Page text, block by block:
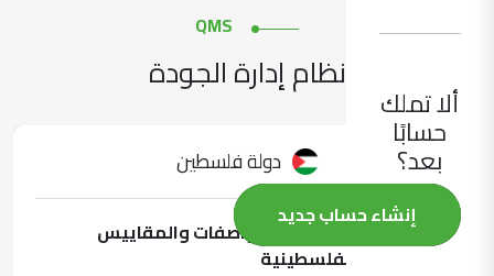
ألا تملك
حسابًا
بعد؟
إنشاء حساب جديد
QMS
نظام إدارة الجودة
دولة فلسطين
المعهد:
مؤسسة المواصفات والمقاييس
الفلسطينية